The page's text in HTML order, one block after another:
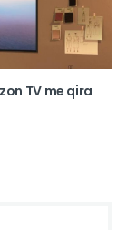
TV me qira